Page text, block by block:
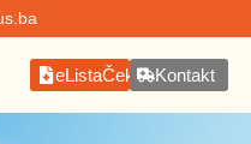
eListaČekanjaKontakt